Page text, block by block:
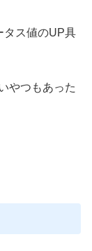
ス値のUP具
やつもあった